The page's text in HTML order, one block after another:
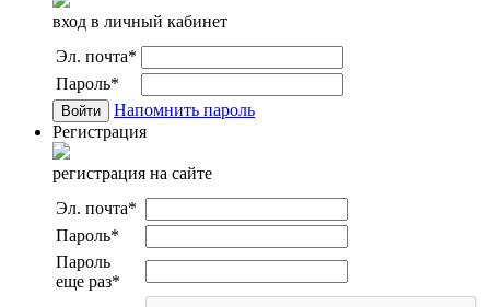
вход в личный кабинет
Эл. почта*
Пароль*
Напомнить пароль
Регистрация
регистрация на сайте
Эл. почта*
Пароль*
Пароль
еще раз*